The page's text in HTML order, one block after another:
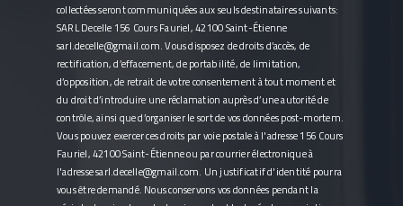
collectées seront communiquées aux seuls destinataires suivants:
SARL Decelle 156 Cours Fauriel, 42100 Saint-Étienne
sarl.decelle@gmail.com. Vous disposez de droits d’accès, de
rectification, d’effacement, de portabilité, de limitation,
d’opposition, de retrait de votre consentement à tout moment et
du droit d’introduire une réclamation auprès d’une autorité de
contrôle, ainsi que d’organiser le sort de vos données post-mortem.
Vous pouvez exercer ces droits par voie postale à l'adresse 156 Cours
Fauriel, 42100 Saint-Étienne ou par courrier électronique à
l'adresse sarl.decelle@gmail.com. Un justificatif d'identité pourra
vous être demandé. Nous conservons vos données pendant la